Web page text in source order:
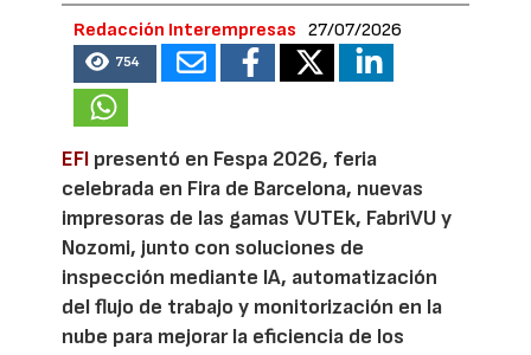
Redacción Interempresas 27/07/2026
754
EFI presentó en Fespa 2026, feria
celebrada en Fira de Barcelona, nuevas
impresoras de las gamas VUTEk, FabriVU y
Nozomi, junto con soluciones de
inspección mediante IA, automatización
del flujo de trabajo y monitorización en la
nube para mejorar la eficiencia de los